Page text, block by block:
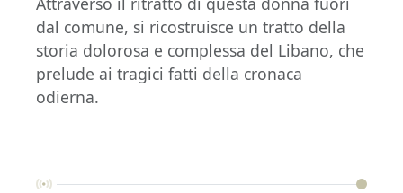
dal comune, si ricostruisce un tratto della
storia dolorosa e complessa del Libano, che
prelude ai tragici fatti della cronaca
odierna.